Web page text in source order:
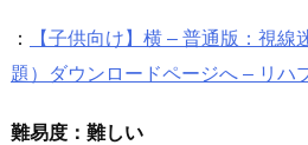
：
【子供向け】横 – 普通版：視
題）ダウンロードページへ – リハ
難易度：難しい